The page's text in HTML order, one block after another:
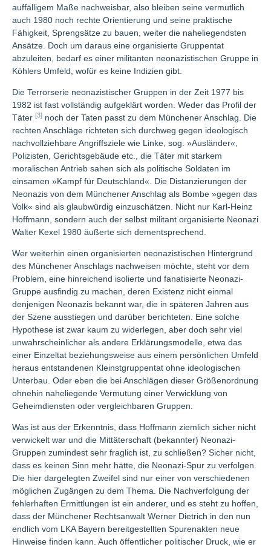
auffälligem Maße nachweisbar, also bleiben seine vermutlich
auch 1980 noch rechte Orientierung und seine praktische
Fähigkeit, Sprengsätze zu bauen, weiter die naheliegendsten
Ansätze. Doch um daraus eine organisierte Gruppentat
abzuleiten, bedarf es einer militanten neonazistischen Gruppe in
Köhlers Umfeld, wofür es keine Indizien gibt.
Die Terrorserie neonazistischer Gruppen in der Zeit 1977 bis
1982 ist fast vollständig aufgeklärt worden. Weder das Profil der
Täter [3] noch der Taten passt zu dem Münchener Anschlag. Die
rechten Anschläge richteten sich durchweg gegen ideologisch
nachvollziehbare Angriffsziele wie Linke, sog. »Ausländer«,
Polizisten, Gerichtsgebäude etc., die Täter mit starkem
moralischen Antrieb sahen sich als politische Soldaten im
einsamen »Kampf für Deutschland«. Die Distanzierungen der
Neonazis von dem Münchener Anschlag als Bombe »gegen das
Volk« sind als glaubwürdig einzuschätzen. Nicht nur Karl-Heinz
Hoffmann, sondern auch der selbst militant organisierte Neonazi
Walter Kexel 1980 äußerte sich dementsprechend.
Wer weiterhin einen organisierten neonazistischen Hintergrund
des Münchener Anschlags nachweisen möchte, steht vor dem
Problem, eine hinreichend isolierte und fanatisierte Neonazi-
Gruppe ausfindig zu machen, deren Existenz nicht einmal
denjenigen Neonazis bekannt war, die in späteren Jahren aus
der Szene ausstiegen und darüber berichteten. Eine solche
Hypothese ist zwar kaum zu widerlegen, aber doch sehr viel
unwahrscheinlicher als andere Erklärungsmodelle, etwa das
einer Einzeltat beziehungsweise aus einem persönlichen Umfeld
heraus entstandenen Kleinstgruppentat ohne ideologischen
Unterbau. Oder eben die bei Anschlägen dieser Größenordnung
ohnehin naheliegende Vermutung einer Verwicklung von
Geheimdiensten oder vergleichbaren Gruppen.
Was ist aus der Erkenntnis, dass Hoffmann ziemlich sicher nicht
verwickelt war und die Mittäterschaft (bekannter) Neonazi-
Gruppen zumindest sehr fraglich ist, zu schließen? Sicher nicht,
dass es keinen Sinn mehr hätte, die Neonazi-Spur zu verfolgen.
Die hier dargelegten Zweifel sind nur einer von verschiedenen
möglichen Zugängen zu dem Thema. Die Nachverfolgung der
fehlerhaften Ermittlungen ist ein anderer, und es steht zu hoffen,
dass der Münchener Rechtsanwalt Werner Dietrich in den nun
endlich vom LKA Bayern bereitgestellten Spurenakten neue
Hinweise finden kann. Auch öffentlicher politischer Druck, wie er